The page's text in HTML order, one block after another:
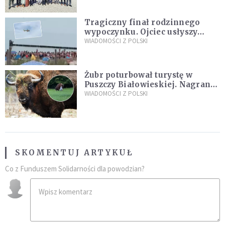
Tragiczny finał rodzinnego
wypoczynku. Ojciec usłyszy
zarzuty
WIADOMOŚCI Z POLSKI
Żubr poturbował turystę w
Puszczy Białowieskiej. Nagranie
daje do myślenia
WIADOMOŚCI Z POLSKI
SKOMENTUJ ARTYKUŁ
Co z Funduszem Solidarności dla powodzian?